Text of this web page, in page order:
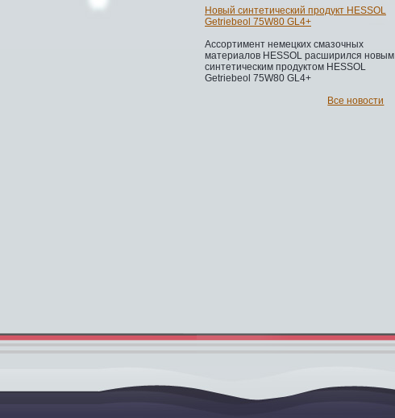
Новый синтетический продукт HESSOL
Getriebeol 75W80 GL4+
Ассортимент немецких смазочных
материалов HESSOL расширился новым
синтетическим продуктом HESSOL
Getriebeol 75W80 GL4+
Все новости